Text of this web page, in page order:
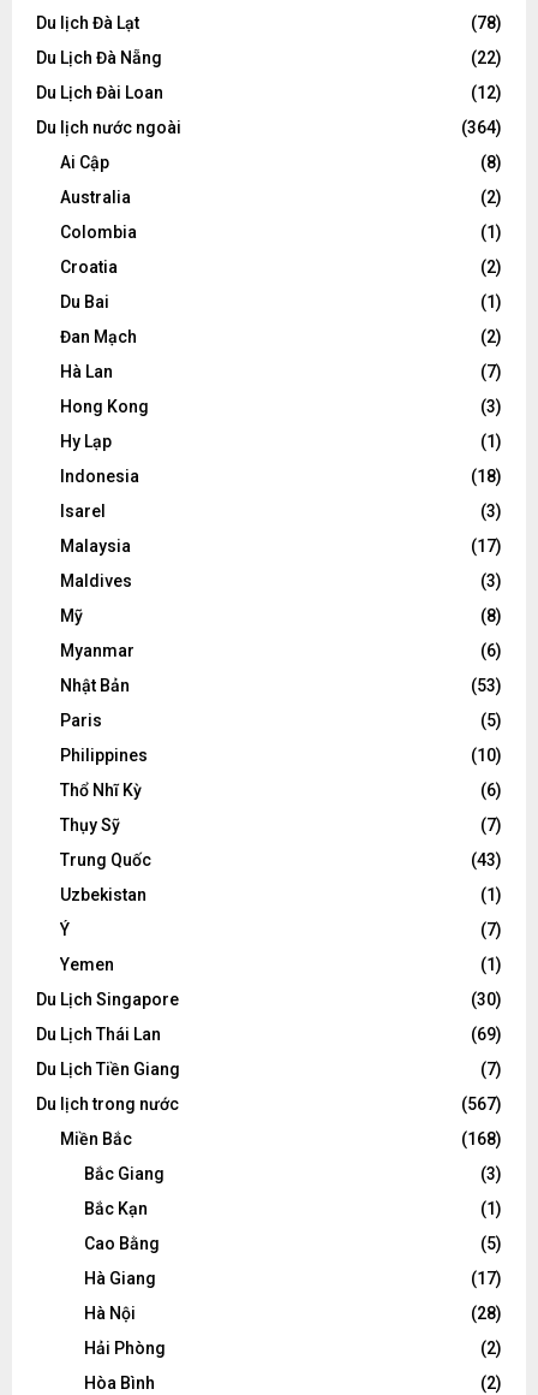
Du lịch Đà Lạt
(78)
Du Lịch Đà Nẵng
(22)
Du Lịch Đài Loan
(12)
Du lịch nước ngoài
(364)
Ai Cập
(8)
Australia
(2)
Colombia
(1)
Croatia
(2)
Du Bai
(1)
Đan Mạch
(2)
Hà Lan
(7)
Hong Kong
(3)
Hy Lạp
(1)
Indonesia
(18)
Isarel
(3)
Malaysia
(17)
Maldives
(3)
Mỹ
(8)
Myanmar
(6)
Nhật Bản
(53)
Paris
(5)
Philippines
(10)
Thổ Nhĩ Kỳ
(6)
Thụy Sỹ
(7)
Trung Quốc
(43)
Uzbekistan
(1)
Ý
(7)
Yemen
(1)
Du Lịch Singapore
(30)
Du Lịch Thái Lan
(69)
Du Lịch Tiền Giang
(7)
Du lịch trong nước
(567)
Miền Bắc
(168)
Bắc Giang
(3)
Bắc Kạn
(1)
Cao Bằng
(5)
Hà Giang
(17)
Hà Nội
(28)
Hải Phòng
(2)
Hòa Bình
(2)